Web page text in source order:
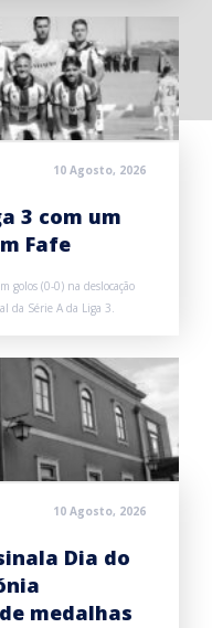
10 Agosto, 2026
3 com um
Fafe
golos (0-0) na deslocação
da Série A da Liga 3.
10 Agosto, 2026
Dia do
medalhas